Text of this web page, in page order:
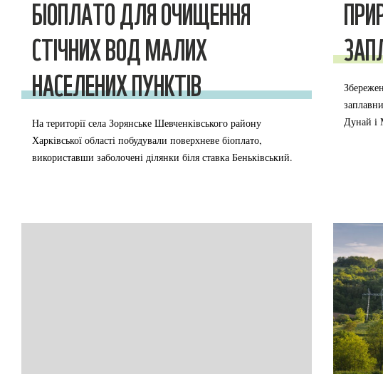
БІОПЛАТО ДЛЯ ОЧИЩЕННЯ
СТІЧНИХ ВОД МАЛИХ
НАСЕЛЕНИХ ПУНКТІВ
На території села Зорянське Шевченківського району
Харківської області побудували поверхневе біоплато,
використавши заболочені ділянки біля ставка Беньківський.
Дунай і